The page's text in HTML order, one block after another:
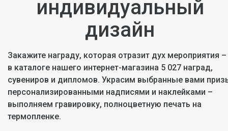
индивидуальный
дизайн
Закажите награду, которая отразит дух мероприятия –
в каталоге нашего интернет-магазина 5 027 наград,
сувениров и дипломов. Украсим выбранные вами
персонализированными надписями и наклейками –
выполняем гравировку, полноцветную печать на
термопленке.